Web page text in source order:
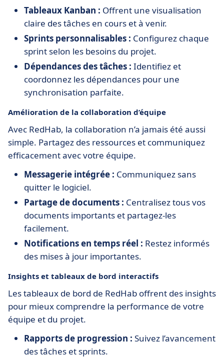
Tableaux Kanban : Offrent une visualisation
claire des tâches en cours et à venir.
Sprints personnalisables : Configurez chaque
sprint selon les besoins du projet.
Dépendances des tâches : Identifiez et
coordonnez les dépendances pour une
synchronisation parfaite.
Amélioration de la collaboration d’équipe
Avec RedHab, la collaboration n’a jamais été aussi
simple. Partagez des ressources et communiquez
efficacement avec votre équipe.
Messagerie intégrée : Communiquez sans
quitter le logiciel.
Partage de documents : Centralisez tous vos
documents importants et partagez-les
facilement.
Notifications en temps réel : Restez informés
des mises à jour importantes.
Insights et tableaux de bord interactifs
Les tableaux de bord de RedHab offrent des insights
pour mieux comprendre la performance de votre
équipe et du projet.
Rapports de progression : Suivez l’avancement
des tâches et sprints.